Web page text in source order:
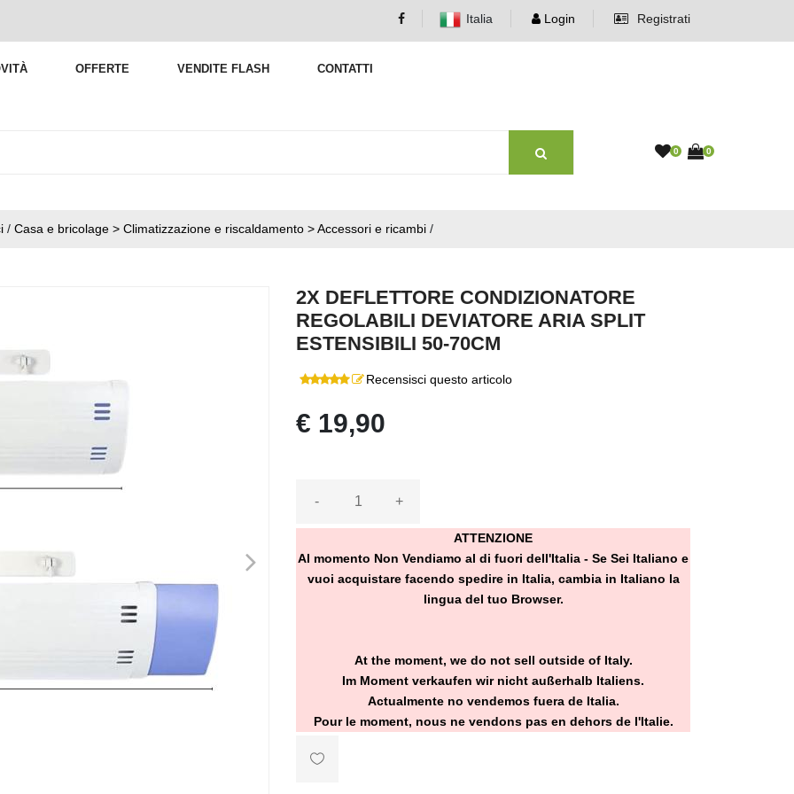
Italia Login Registrati
OFFERTE VENDITE FLASH CONTATTI
0 0
/ Casa e bricolage > Climatizzazione e riscaldamento > Accessori e ricambi /
>
2X DEFLETTORE CONDIZIONATORE
REGOLABILI DEVIATORE ARIA SPLIT
ESTENSIBILI 50-70CM
Recensisci questo articolo
€ 19,90
- +
ATTENZIONE
Al momento Non Vendiamo al di fuori dell'Italia - Se Sei Italiano e
vuoi acquistare facendo spedire in Italia, cambia in Italiano la
lingua del tuo Browser.
At the moment, we do not sell outside of Italy.
Im Moment verkaufen wir nicht außerhalb Italiens.
Actualmente no vendemos fuera de Italia.
Pour le moment, nous ne vendons pas en dehors de l'Italie.